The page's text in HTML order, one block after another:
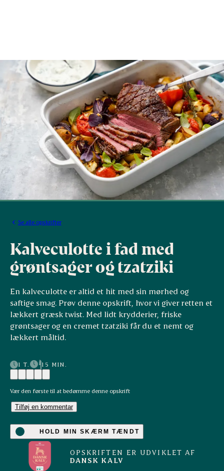
Se alle opskrifter
Kalveculotte i fad med
grøntsager og tzatziki
En kalveculotte er altid et hit med sin mørhed og
saftige smag. Prøv denne opskrift, hvor vi giver retten et
lækkert græsk twist. Med lidt krydderier, friske
grøntsager og en cremet tzatziki får du et nemt og
lækkert måltid.
1 T. 15 MIN.
Vær den første til at bedømme denne opskrift
Tilføj en kommentar
HOLD MIN SKÆRM TÆNDT
OPSKRIFTEN ER UDVIKLET AF
DANSK KALV